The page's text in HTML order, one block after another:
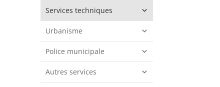
Services techniques
Urbanisme
Police municipale
Autres services